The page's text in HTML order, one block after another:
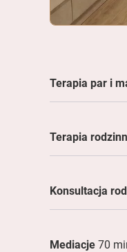
Terapia par i
Terapia
Konsultacja
Mediacje 70